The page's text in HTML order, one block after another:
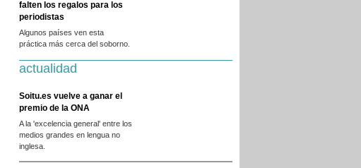
falten los regalos para los
periodistas
Algunos países ven esta
práctica más cerca del soborno.
actualidad
Soitu.es vuelve a ganar el
premio de la ONA
A la 'excelencia general' entre los
medios grandes en lengua no
inglesa.